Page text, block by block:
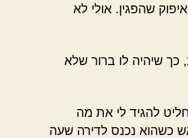
שהפגין. אולי לא
כך שיהיה לו ברור שלא
להגיד לי את מה
כשהוא נכנס לדירה שעה